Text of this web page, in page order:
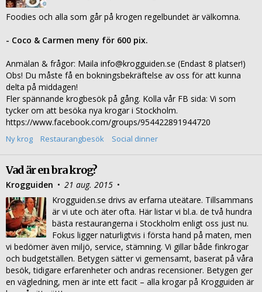
Foodies och alla som går på krogen regelbundet är välkomna.
- Coco & Carmen meny för 600 pix.
Anmälan & frågor: Maila info@krogguiden.se (Endast 8 platser!)
Obs! Du måste få en bokningsbekräftelse av oss för att kunna
delta på middagen!
Fler spännande krogbesök på gång. Kolla vår FB sida: Vi som
tycker om att besöka nya krogar i Stockholm.
https://www.facebook.com/groups/954422891944720
Ny krog Restaurangbesök Social dinner
Vad är en bra krog?
Krogguiden • 21 aug. 2015 •
Krogguiden.se drivs av erfarna uteätare. Tillsammans
är vi ute och äter ofta. Här listar vi bl.a. de två hundra
bästa restaurangerna i Stockholm enligt oss just nu.
Fokus ligger naturligtvis i första hand på maten, men
vi bedömer även miljö, service, stämning. Vi gillar både finkrogar
och budgetställen. Betygen sätter vi gemensamt, baserat på våra
besök, tidigare erfarenheter och andras recensioner. Betygen ger
en vägledning, men är inte ett facit – alla krogar på Krogguiden är